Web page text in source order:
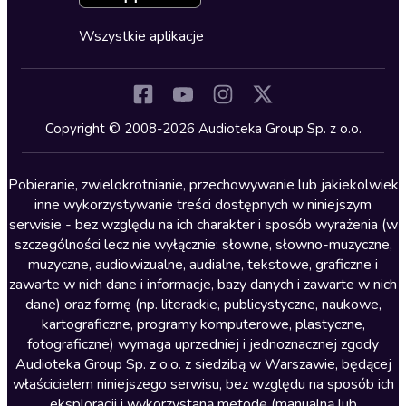
Kryminały
Lektury szkolne
Literatura anglojęzyczna
Literatura faktu
Literatura obyczajowa
Literatura piękna obca
Literatura piękna polska
Nagrania relaksacyjne
Nauka języków
Nauki humanistyczne
Cykle audiobooków
Wszystkie aplikacje
Copyright © 2008-2026 Audioteka Group Sp. z o.o.
Pobieranie, zwielokrotnianie, przechowywanie lub jakiekolwiek
inne wykorzystywanie treści dostępnych w niniejszym
serwisie - bez względu na ich charakter i sposób wyrażenia (w
szczególności lecz nie wyłącznie: słowne, słowno-muzyczne,
muzyczne, audiowizualne, audialne, tekstowe, graficzne i
zawarte w nich dane i informacje, bazy danych i zawarte w nich
dane) oraz formę (np. literackie, publicystyczne, naukowe,
kartograficzne, programy komputerowe, plastyczne,
fotograficzne) wymaga uprzedniej i jednoznacznej zgody
Audioteka Group Sp. z o.o. z siedzibą w Warszawie, będącej
właścicielem niniejszego serwisu, bez względu na sposób ich